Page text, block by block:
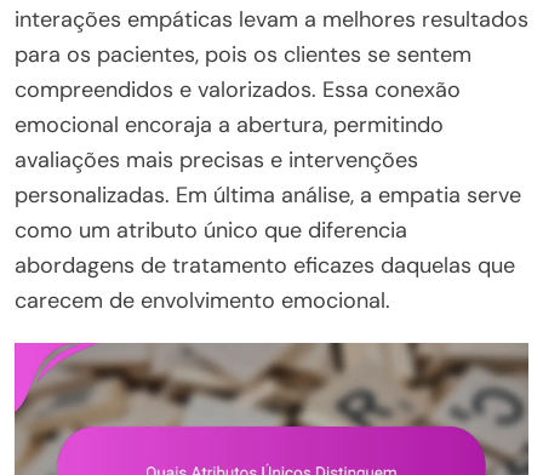
interações empáticas levam a melhores resultados
para os pacientes, pois os clientes se sentem
compreendidos e valorizados. Essa conexão
emocional encoraja a abertura, permitindo
avaliações mais precisas e intervenções
personalizadas. Em última análise, a empatia serve
como um atributo único que diferencia
abordagens de tratamento eficazes daquelas que
carecem de envolvimento emocional.